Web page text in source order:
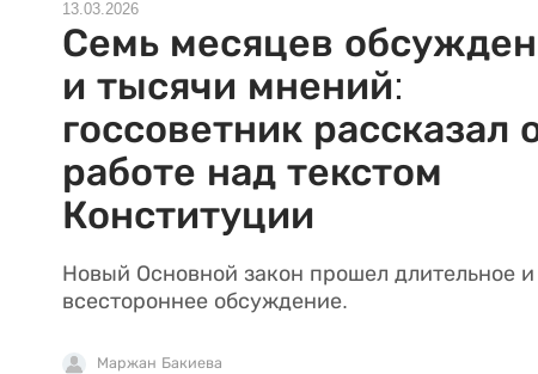
13.03.2026
Семь месяцев
и тысячи мнений:
госсоветник рассказал
работе над текстом
Конституции
Новый Основной закон прошел длительное и
всестороннее обсуждение.
Маржан Бакиева